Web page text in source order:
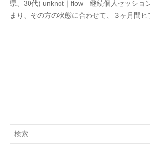
1
-
県、30代) unknot｜flow 継続個人セッショ
まり、その方の状態に合わせて、３ヶ月間ヒ
検
索: